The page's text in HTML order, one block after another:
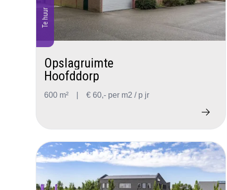
Te huur
Opslagruimte
Hoofddorp
600 m² € 60,- per m2 / p jr